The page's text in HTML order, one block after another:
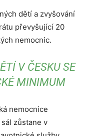
dětí a zvyšování
převyšující 20
nemocnic.
V ČESKU SE
MINIMUM
nemocnice
zůstane v